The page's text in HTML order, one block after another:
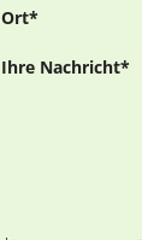
Ort*
Ihre Nachricht*